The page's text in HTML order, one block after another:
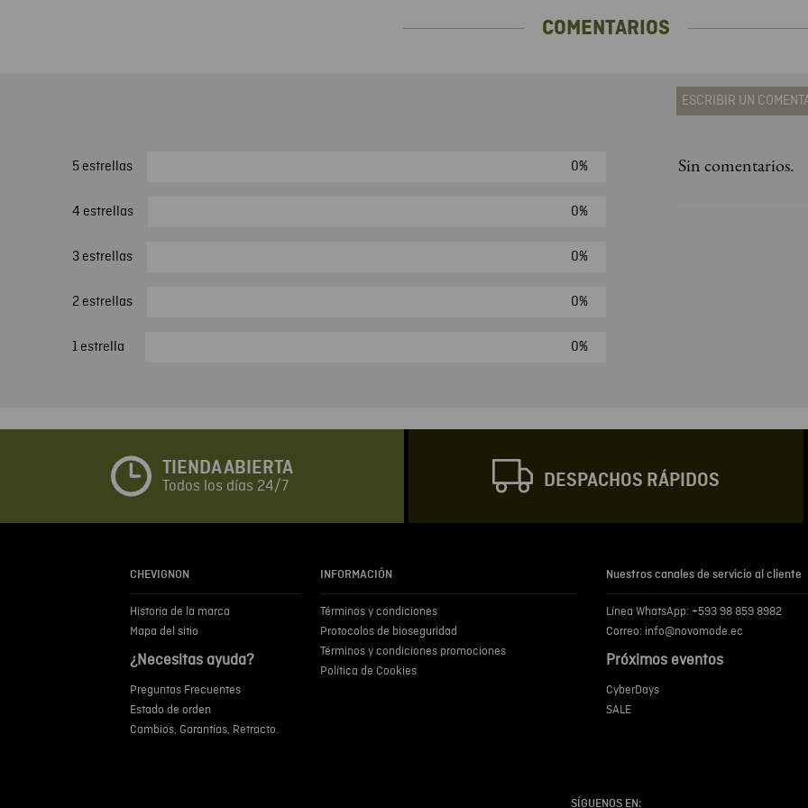
COMENTARIOS
5 estrellas 0%
4 estrellas 0%
3 estrellas 0%
2 estrellas 0%
1 estrella 0%
ESCRIBIR UN
Agregar
Escribir comentario
Sin comentarios.
TIENDA ABIERTA
Todos los días 24/7 DESPACHOS RÁPIDOS
CHEVIGNON
Historia de la marca
Mapa del sitio
¿Necesitas ayuda?
Preguntas Frecuentes
Estado de orden
Cambios, Garantías, Retracto.
INFORMACIÓN
Términos y condiciones
Protocolos de bioseguridad
Términos y condiciones promociones
Política de Cookies
Nuestros canales de servicio al cliente
Línea WhatsApp: +593 98 859 8982
Correo: info@novomode.ec
Próximos eventos
CyberDays
SALE
SÍGUENOS EN: